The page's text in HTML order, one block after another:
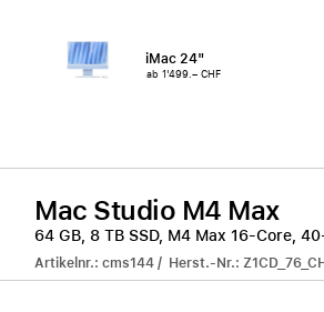
iMac 24"
ab 1'499.– CHF
Mac Studio M4 Max
64 GB, 8 TB SSD, M4 Max 16-Core,
Artikelnr.: cms144 / Herst.-Nr.: